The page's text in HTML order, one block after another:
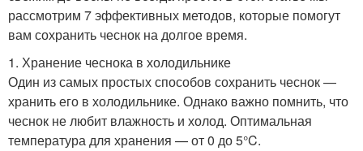
рассмотрим 7 эффективных методов, которые помогут
вам сохранить чеснок на долгое время.
1. Хранение чеснока в холодильнике
Один из самых простых способов сохранить чеснок —
хранить его в холодильнике. Однако важно помнить, что
чеснок не любит влажность и холод. Оптимальная
температура для хранения — от 0 до 5°C.